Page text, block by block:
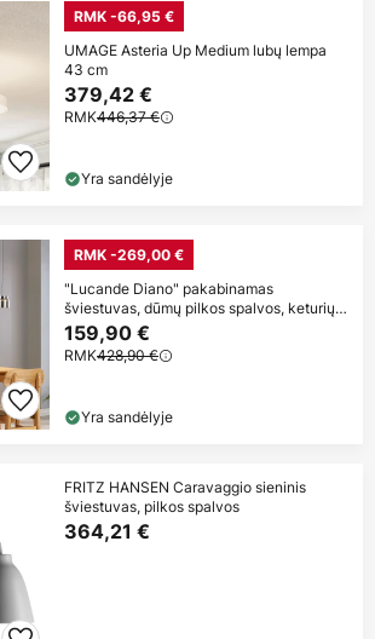
RMK -66,95 €
UMAGE Asteria Up Medium lubų lempa
43 cm
379,42 €
RMK446,37 €
Yra sandėlyje
RMK -269,00 €
"Lucande Diano" pakabinamas
šviestuvas, dūmų pilkos spalvos, keturių
žibintų
159,90 €
RMK428,90 €
Yra sandėlyje
FRITZ HANSEN Caravaggio sieninis
šviestuvas, pilkos spalvos
364,21 €